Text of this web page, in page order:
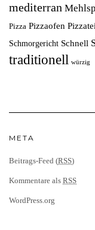
mediterran
Pizza Pizzaofen
Schmorgericht Schnell
traditionell würzig
META
Beitrags-Feed (RSS)
Kommentare als RSS
WordPress.org